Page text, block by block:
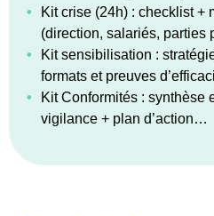
•
Kit crise (24h) : checklist +
(direction, salariés, parties
•
Kit sensibilisation :
formats et preuves
•
Kit Conformités : synthèse
vigilance + plan d’action…